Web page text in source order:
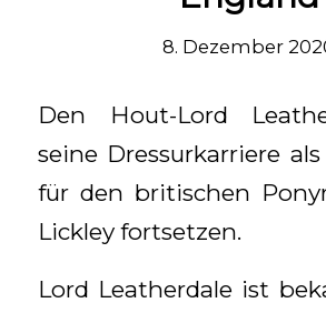
8. Dezember
Den Hout-Lord
seine Dressurkarriere
für den britischen
Lickley fortsetzen.
Lord Leatherdale ist